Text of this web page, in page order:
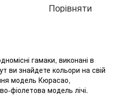
Порівняти
гамаки, виконані в
ви знайдете кольори на свій
модель Кюрасао,
фіолетова модель лічі.